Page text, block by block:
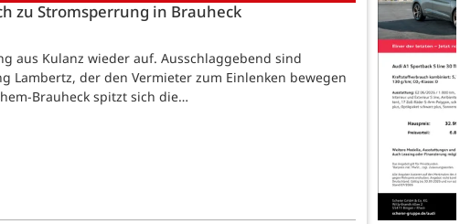
zu Stromsperrung in Brauheck
aus Kulanz wieder auf. Ausschlaggebend sind
Lambertz, der den Vermieter zum Einlenken bewegen
Brauheck spitzt sich die…